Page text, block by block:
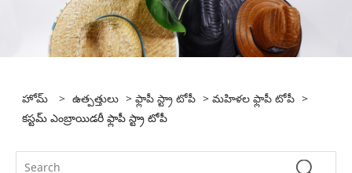
హోమ్ > ఉత్పత్తులు >ఫ్లాపీ స్ట్రా టోపీ >మహిళల ఫ్లాపీ టోపీ >
కస్టమ్ ఎంబ్రాయిడరీ ఫ్లాపీ స్ట్రా టోపీ